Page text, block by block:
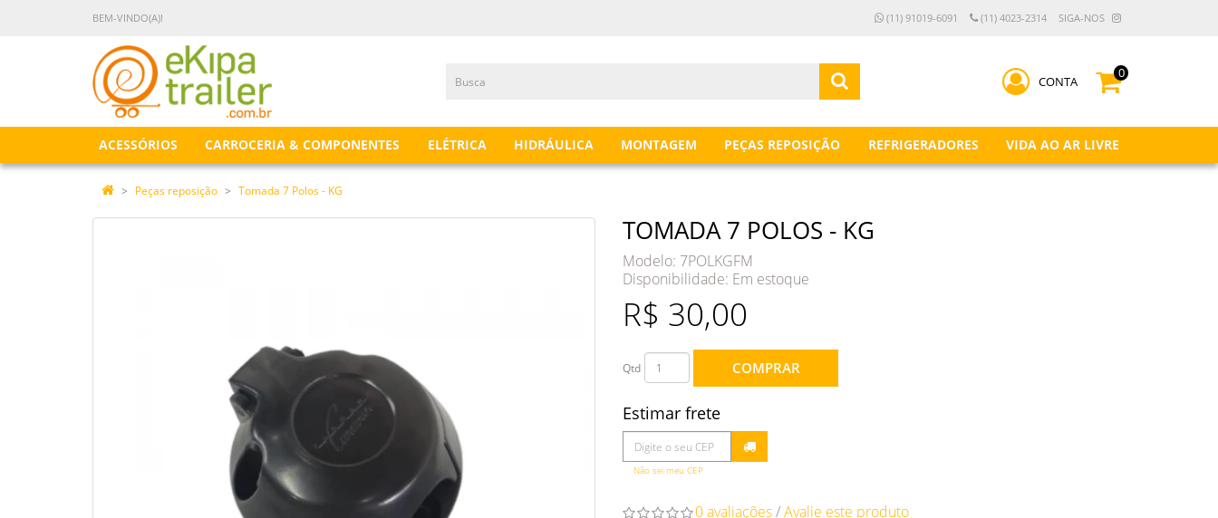
BEM-VINDO(A)! (11) 91019-6091 (11) 4023-2314 SIGA-NOS
CONTA
0
ACESSÓRIOS CARROCERIA & COMPONENTES ELÉTRICA HIDRÁULICA MONTAGEM PEÇAS REPOSIÇÃO REFRIGERADORES VIDA AO AR LIVRE
Peças reposição Tomada 7 Polos - KG
TOMADA 7 POLOS - KG
Modelo: 7POLKGFM
Disponibilidade: Em estoque
R$ 30,00
Qtd COMPRAR
Estimar frete
Não sei meu CEP
0 avaliações/Avalie este produto